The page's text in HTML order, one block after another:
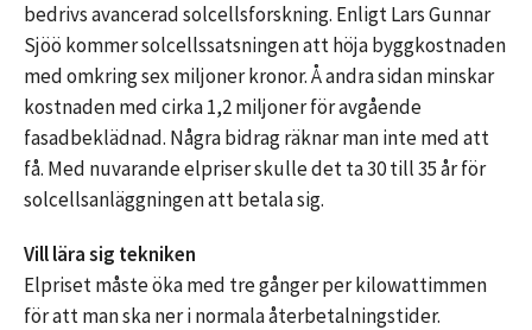
bedrivs avancerad solcellsforskning. Enligt Lars Gunnar
Sjöö kommer solcellssatsningen att höja byggkostnaden
med omkring sex miljoner kronor. Å andra sidan minskar
kostnaden med cirka 1,2 miljoner för avgående
fasadbeklädnad. Några bidrag räknar man inte med att
få. Med nuvarande elpriser skulle det ta 30 till 35 år för
solcellsanläggningen att betala sig.
Vill lära sig tekniken
Elpriset måste öka med tre gånger per kilowattimmen
för att man ska ner i normala återbetalningstider.